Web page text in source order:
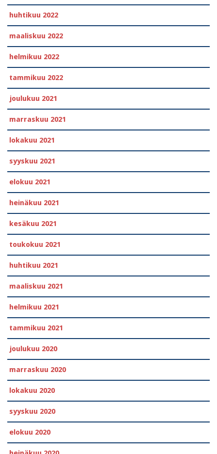
huhtikuu 2022
maaliskuu 2022
helmikuu 2022
tammikuu 2022
joulukuu 2021
marraskuu 2021
lokakuu 2021
syyskuu 2021
elokuu 2021
heinäkuu 2021
kesäkuu 2021
toukokuu 2021
huhtikuu 2021
maaliskuu 2021
helmikuu 2021
tammikuu 2021
joulukuu 2020
marraskuu 2020
lokakuu 2020
syyskuu 2020
elokuu 2020